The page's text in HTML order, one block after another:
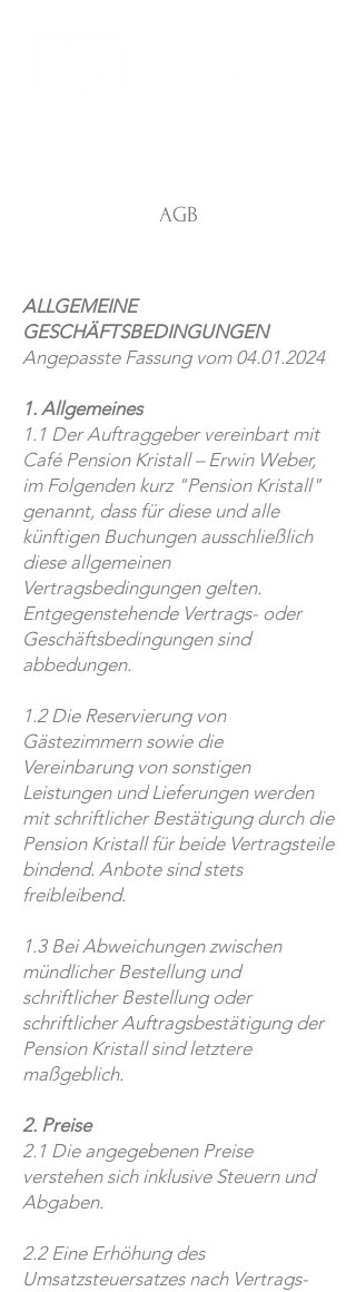
AGB
ALLGEMEINE
GESCHÄFTSBEDINGUNGEN
Angepasste Fassung vom 04.01.2024
1. Allgemeines
1.1 Der Auftraggeber vereinbart mit
Café Pension Kristall – Erwin Weber,
im Folgenden kurz "Pension Kristall"
genannt, dass für diese und alle
künftigen Buchungen ausschließlich
diese allgemeinen
Vertragsbedingungen gelten.
Entgegenstehende Vertrags- oder
Geschäftsbedingungen sind
abbedungen.
1.2 Die Reservierung von
Gästezimmern sowie die
Vereinbarung von sonstigen
Leistungen und Lieferungen werden
mit schriftlicher Bestätigung durch die
Pension Kristall für beide Vertragsteile
bindend. Anbote sind stets
freibleibend.
1.3 Bei Abweichungen zwischen
mündlicher Bestellung und
schriftlicher Bestellung oder
schriftlicher Auftragsbestätigung der
Pension Kristall sind letztere
maßgeblich.
2. Preise
2.1 Die angegebenen Preise
verstehen sich inklusive Steuern und
Abgaben.
2.2 Eine Erhöhung des
Umsatzsteuersatzes nach Vertrags-